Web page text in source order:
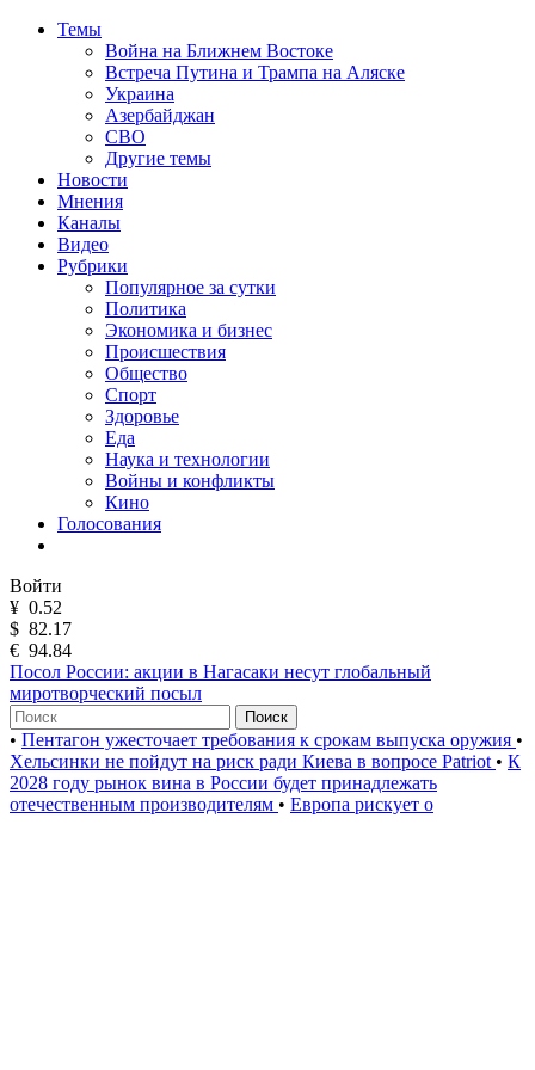
Темы
Война на Ближнем Востоке
Встреча Путина и Трампа на Аляске
Украина
Азербайджан
СВО
Другие темы
Новости
Мнения
Каналы
Видео
Рубрики
Популярное за сутки
Политика
Экономика и бизнес
Происшествия
Общество
Спорт
Здоровье
Еда
Наука и технологии
Войны и конфликты
Кино
Голосования
Войти
¥ 0.52
$ 82.17
€ 94.84
Посол России: акции в Нагасаки несут глобальный
миротворческий посыл
Поиск
• Пентагон ужесточает требования к срокам выпуска оружия •
Хельсинки не пойдут на риск ради Киева в вопросе Patriot • К
2028 году рынок вина в России будет принадлежать
отечественным производителям • Европа рискует о